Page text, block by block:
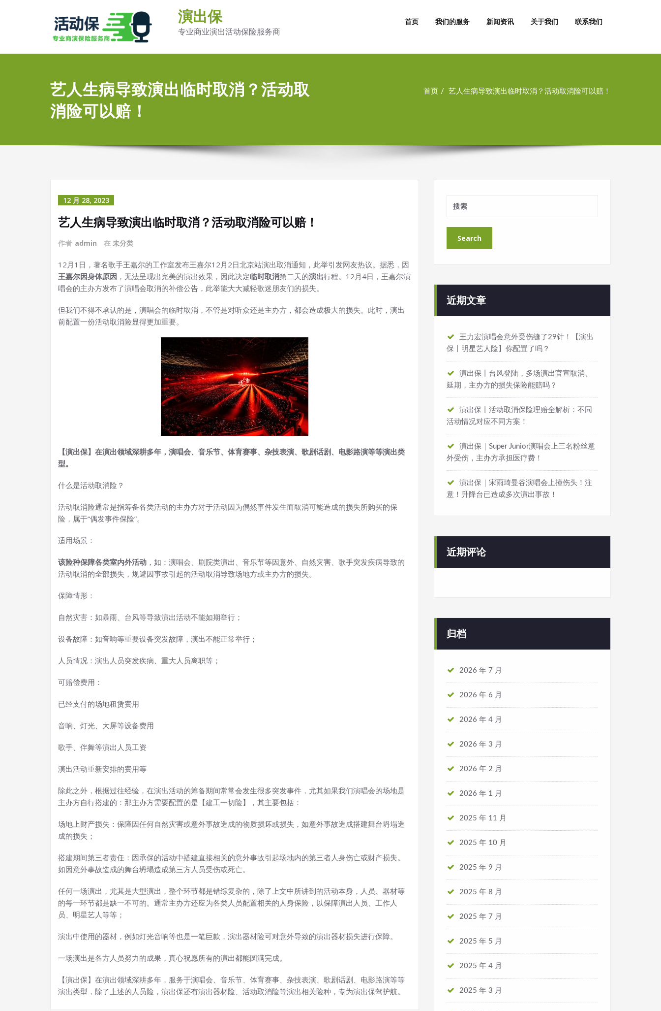
演出保
专业商业演出活动保险服务商
首页 我们的服务 新闻资讯 关于我们 联系我们
艺人生病导致演出临时取消？活动取
消险可以赔！
首页 艺人生病导致演出临时取消？活动取消险可以赔！
12 月 28, 2023
艺人生病导致演出临时取消？活动取消险可以赔！
作者 admin 在 未分类
12月1日，著名歌手王嘉尔的工作室发布王嘉尔12月2日北京站演出取消通知，此举引发网友热议。据悉，因
王嘉尔因身体原因 ，无法呈现出完美的演出效果，因此决定临时取消第二天的演出行程。12月4日，王嘉尔演
唱会的主办方发布了演唱会取消的补偿公告，此举能大大减轻歌迷朋友们的损失。
但我们不得不承认的是，演唱会的临时取消，不管是对听众还是主办方，都会造成极大的损失。此时，演出
前配置一份活动取消险显得更加重要。
【演出保】在演出领域深耕多年，演唱会、音乐节、体育赛事、杂技表演、歌剧话剧、电影路演等等演出类
型。
什么是活动取消险？
活动取消险通常是指筹备各类活动的主办方对于活动因为偶然事件发生而取消可能造成的损失所购买的保
险，属于“偶发事件保险”。
适用场景：
该险种保障各类室内外活动 ，如：演唱会、剧院类演出、音乐节等因意外、自然灾害、歌手突发疾病导致的
活动取消的全部损失，规避因事故引起的活动取消导致场地方或主办方的损失。
保障情形：
自然灾害：如暴雨、台风等导致演出活动不能如期举行；
设备故障：如音响等重要设备突发故障，演出不能正常举行；
人员情况：演出人员突发疾病、重大人员离职等；
可赔偿费用：
已经支付的场地租赁费用
音响、灯光、大屏等设备费用
歌手、伴舞等演出人员工资
演出活动重新安排的费用等
除此之外，根据过往经验，在演出活动的筹备期间常常会发生很多突发事件，尤其如果我们演唱会的场地是
主办方自行搭建的：那主办方需要配置的是【建工一切险】，其主要包括：
场地上财产损失：保障因任何自然灾害或意外事故造成的物质损坏或损失，如意外事故造成搭建舞台坍塌造
成的损失；
搭建期间第三者责任：因承保的活动中搭建直接相关的意外事故引起场地内的第三者人身伤亡或财产损失。
如因意外事故造成的舞台坍塌造成第三方人员受伤或死亡。
任何一场演出，尤其是大型演出，整个环节都是错综复杂的，除了上文中所讲到的活动本身，人员、器材等
的每一环节都是缺一不可的。通常主办方还应为各类人员配置相关的人身保险，以保障演出人员、工作人
员、明星艺人等等；
演出中使用的器材，例如灯光音响等也是一笔巨款，演出器材险可对意外导致的演出器材损失进行保障。
一场演出是各方人员努力的成果，真心祝愿所有的演出都能圆满完成。
【演出保】在演出领域深耕多年，服务于演唱会、音乐节、体育赛事、杂技表演、歌剧话剧、电影路演等等
演出类型，除了上述的人员险，演出保还有演出器材险、活动取消险等演出相关险种，专为演出保驾护航。
近期文章
王力宏演唱会意外受伤缝了29针！【演出
保丨明星艺人险】你配置了吗？
演出保丨台风登陆，多场演出官宣取消、
延期，主办方的损失保险能赔吗？
演出保丨活动取消保险理赔全解析：不同
活动情况对应不同方案！
演出保｜Super Junior演唱会上三名粉丝意
外受伤，主办方承担医疗费！
演出保｜宋雨琦曼谷演唱会上撞伤头！注
意！升降台已造成多次演出事故！
近期评论
归档
2026 年 7 月
2026 年 6 月
2026 年 4 月
2026 年 3 月
2026 年 2 月
2026 年 1 月
2025 年 11 月
2025 年 10 月
2025 年 9 月
2025 年 8 月
2025 年 7 月
2025 年 5 月
2025 年 4 月
2025 年 3 月